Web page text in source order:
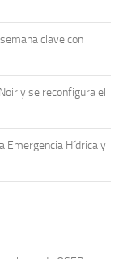
clave con
y se reconfigura el
Emergencia Hídrica y